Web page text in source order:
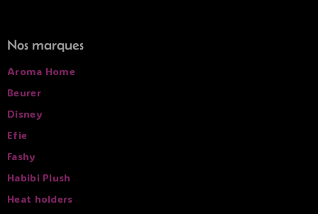
Nos marques
Aroma Home
Beurer
Disney
Efie
Fashy
Habibi Plush
Heat holders